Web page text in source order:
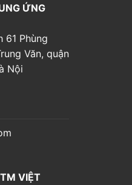
ỨNG
61 Phùng
Văn, quận
Nội
VIỆT